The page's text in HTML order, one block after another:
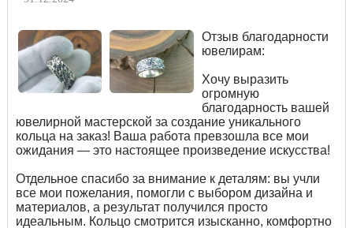
Отзыв благодарности
ювелирам:
Хочу выразить
огромную
благодарность вашей
ювелирной мастерской за создание уникального
кольца на заказ! Ваша работа превзошла все мои
ожидания — это настоящее произведение искусства!
Отдельное спасибо за внимание к деталям: вы учли
все мои пожелания, помогли с выбором дизайна и
материалов, а результат получился просто
идеальным. Кольцо смотрится изысканно, комфортно